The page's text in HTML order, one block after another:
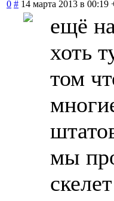
0 # 14 марта 2013 в 00:19
ещё
хоть
том
мы